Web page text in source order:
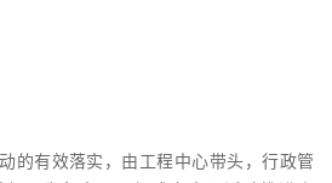
的有效落实，由工程中心带头，行政管